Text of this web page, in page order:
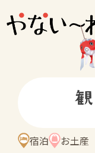
宿泊
お土産